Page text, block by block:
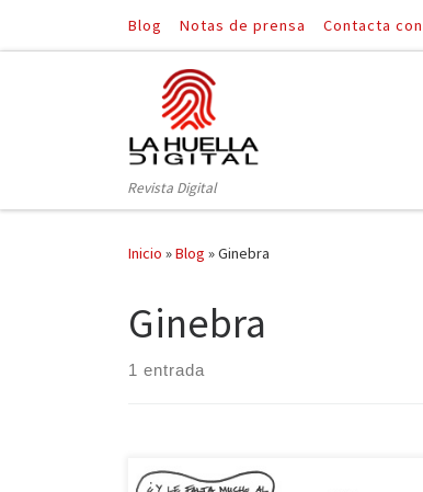
Saltar al contenido
Blog Notas de prensa Contacta
Revista Digital
Inicio »Blog »Ginebra
Ginebra
1 entrada